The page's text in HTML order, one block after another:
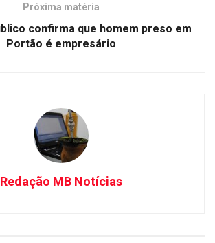
Próxima matéria
confirma que homem preso em
Portão é empresário
Redação MB Notícias